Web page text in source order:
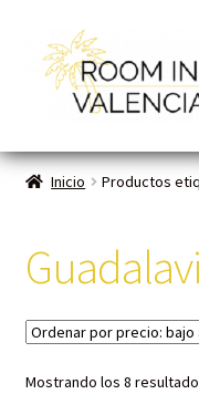
Inicio
Cómo funciona
Contacto
Planes VLC
Inicio Productos
Mostrando los 8